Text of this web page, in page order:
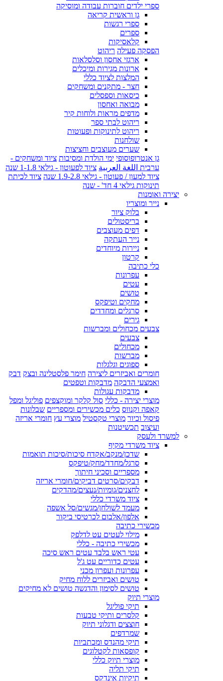
ספרי ילדים חוברות עבודה ומוסיקה
גן וראשית קריאה
ספרי רגשות
ספרים
קלאסיקות
הפסקה פעילה ריהוט
ארגזי אחסון וסלסלאות
ארונות מגירות ומיכלים
המלצות לציוד כללי
חצר - מתקנים ומשחקים
כיסאות וספסלים
מבואה ואחסון
מדפים מראות ולוחות קיר
ריהוט לבתי ספר
ריהוט לתינוקות ופעוטות
שולחנות
שערים מעוצבים וחציצות
גן אנטרופוסופי ימי הולדת ומסיבות ציוד ומשחקים -
ערבית اللغة العربية ציוד לפעוטון - גילאי 1-1.8 שנה
ציוד למעון / פעוטון - גילאי 1.9-2.8 שנה
ציוד לכיתת
תינוקות גילאי 4 חד' - שנה
יצירה ואומנות
נייר ומוצריו
בלוק ציור
בריסטולים
דפים מעוצבים
נייר העתקה
ניירות מיוחדים
קרטון
כלי כתיבה
עפרונות
עטים
טושים
מחקים וטיפקס
סרגלים ומחדדים
גירים
צבעים מכחולים ומברשות
צבעים
מכחולים
מברשות
ספוגים וגלגלות
חומרים ואביזרים ליצירה חימר פלסטלינה ובצק דבק
ואמצעי הדבקה מדבקות וטפטים
מדבקות עגולות
מוצרי יצירה - כללי סול קלקר ומוקצפים פוליגל ומפל
קאפה וקנווס כלים מכשירים ומספריים שבלונות
פיסול וכיור מוצרי טקסטיל מוצרי עץ חומרי אריזה
ועיצוב תכשיטנות
למשרד ולעסק
ציוד משרדי מקיף
שדכן/מנקב/אקדח סיכות/סיכות תואמות
סרגל/מחדד/מחק/טיפקס
מספריים וסכיני חיתוך
דבקים/סרטים דביקים/חומרי אריזה
לחצנים/גומיות/נעצים/מהדקים
ציוד משרדי כללי
מעמד לשולחן/מגשים/סל אשפה
אלפון/אלבום לכרטיסי ביקור
מכשירי כתיבה
מילוי לעטים עט לדלפק
מכשירי כתיבה - כללי
עטי ראש בלבד עטים ראש סיכה
עטים כדוריים עט ג'ל
עפרונות ועפרון מכני
טושים ואביזרים ללוח מחיק
טושים לסימון והדגשה טושים לא מחיקים
מוצרי תיוק
תיקי פוליגל
קלסרים ותיקי טבעות
חוצצים ודגלוני תיוק
שמרדפים
תיקי מהנדס ומכתביות
קופסאות לקטלוגים
מוצרי תיוק כללי
תיקי תליה
תיקיות אינדקס